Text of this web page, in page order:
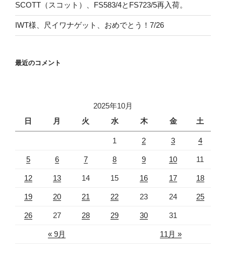
SCOTT（スコット）、FS583/4とFS723/5再入荷。
IWT様、尺イワナゲット、おめでとう！7/26
最近のコメント
2025年10月
日
月 火 水 木 金 土
« 9月 11月 »
1 2 3 4
5 6 7 8 9 10 11
12 13 14 15 16 17 18
19 20 21 22 23 24 25
26 27 28 29 30 31